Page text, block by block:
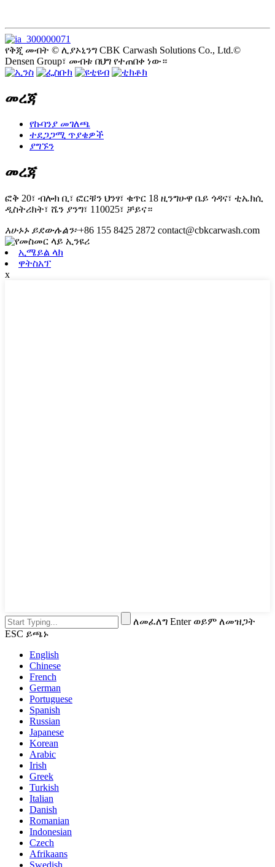
የቅጂ መብት © ሊያኦኒንግ CBK Carwash Solutions Co., Ltd.©
Densen Group፣ መብቱ በህግ የተጠበቀ ነው።
መረጃ
የኩባንያ መገለጫ
ተደጋጋሚ ጥያቄዎች
ያግኙን
መረጃ
ፎቅ 20፣ ብሎክ ቢ፣ ፎርቹን ህንፃ፣ ቁጥር 18 ዚንግሁዋ ቤይ ጎዳና፣ ቲኤክሲ
ዲስትሪክት፣ ሼን ያንግ፣ 110025፣ ቻይና።
አሁኑኑ ይደውሉልን፦+86 155 8425 2872 contact@cbkcarwash.com
ኢሜይል ላክ
ዋትስአፕ
x
ለመፈለግ Enter ወይም ለመዝጋት
ESC ይጫኑ
English
Chinese
French
German
Portuguese
Spanish
Russian
Japanese
Korean
Arabic
Irish
Greek
Turkish
Italian
Danish
Romanian
Indonesian
Czech
Afrikaans